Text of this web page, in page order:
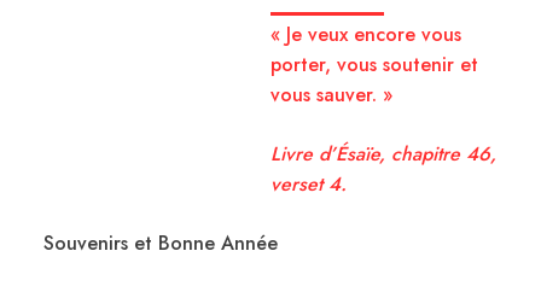
« Je veux encore vous
porter, vous soutenir et
vous sauver. »
Livre d’Ésaïe, chapitre 46,
verset 4.
Souvenirs et Bonne Année